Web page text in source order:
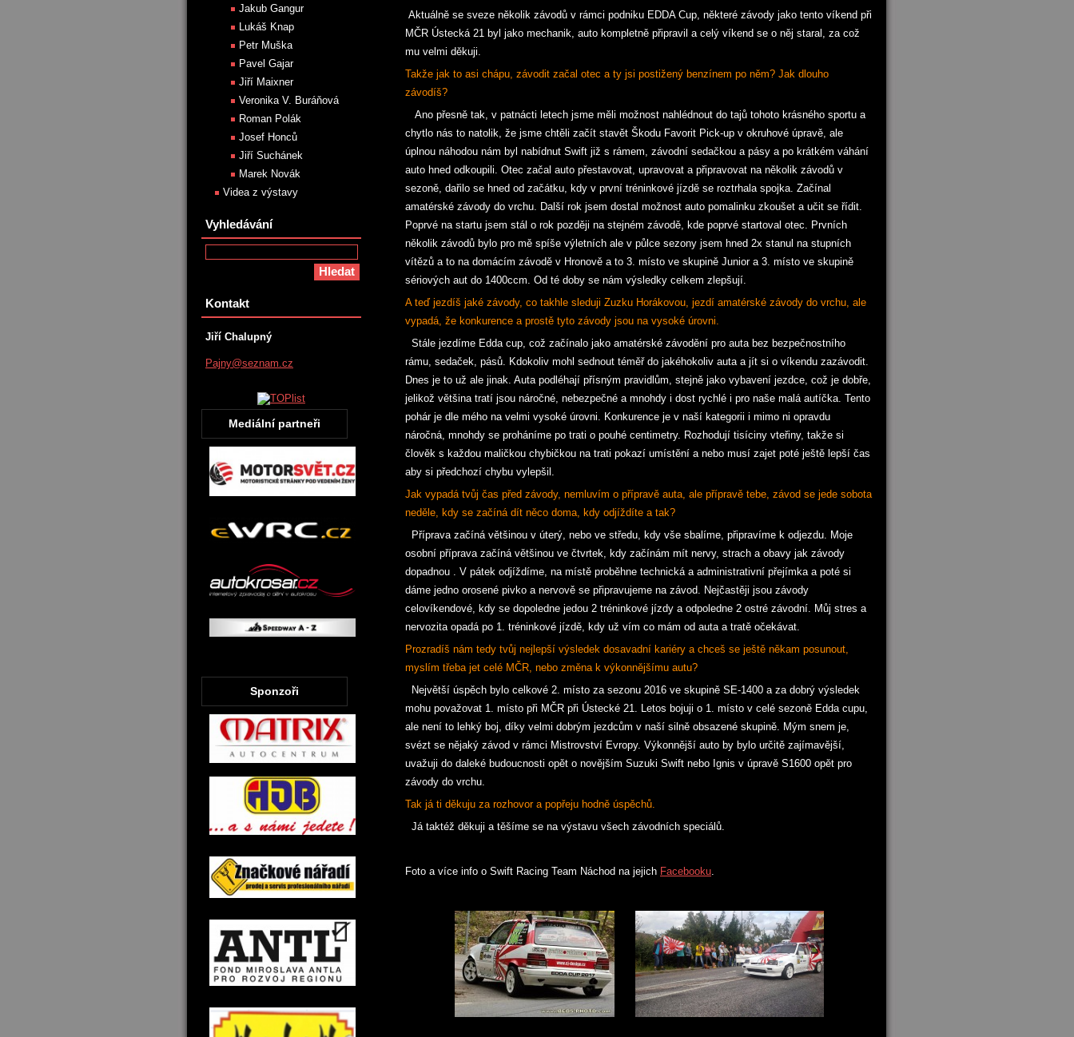
Aktuálně se sveze několik závodů v rámci podniku EDDA Cup, některé závody jako tento víkend při
MČR Ústecká 21 byl jako mechanik, auto kompletně připravil a celý víkend se o něj staral, za což
mu velmi děkuji.
Takže jak to asi chápu, závodit začal otec a ty jsi postižený benzínem po něm? Jak dlouho
závodíš?
Ano přesně tak, v patnácti letech jsme měli možnost nahlédnout do tajů tohoto krásného sportu a
chytlo nás to natolik, že jsme chtěli začít stavět Škodu Favorit Pick-up v okruhové úpravě, ale
úplnou náhodou nám byl nabídnut Swift již s rámem, závodní sedačkou a pásy a po krátkém váhání
auto hned odkoupili. Otec začal auto přestavovat, upravovat a připravovat na několik závodů v
sezoně, dařilo se hned od začátku, kdy v první tréninkové jízdě se roztrhala spojka. Začínal
amatérské závody do vrchu. Další rok jsem dostal možnost auto pomalinku zkoušet a učit se řídit.
Poprvé na startu jsem stál o rok později na stejném závodě, kde poprvé startoval otec. Prvních
několik závodů bylo pro mě spíše výletních ale v půlce sezony jsem hned 2x stanul na stupních
vítězů a to na domácím závodě v Hronově a to 3. místo ve skupině Junior a 3. místo ve skupině
sériových aut do 1400ccm. Od té doby se nám výsledky celkem zlepšují.
A teď jezdíš jaké závody, co takhle sleduji Zuzku Horákovou, jezdí amatérské závody do vrchu, ale
vypadá, že konkurence a prostě tyto závody jsou na vysoké úrovni.
Stále jezdíme Edda cup, což začínalo jako amatérské závodění pro auta bez bezpečnostního
rámu, sedaček, pásů. Kdokoliv mohl sednout téměř do jakéhokoliv auta a jít si o víkendu zazávodit.
Dnes je to už ale jinak. Auta podléhají přísným pravidlům, stejně jako vybavení jezdce, což je dobře,
jelikož většina tratí jsou náročné, nebezpečné a mnohdy i dost rychlé i pro naše malá autíčka. Tento
pohár je dle mého na velmi vysoké úrovni. Konkurence je v naší kategorii i mimo ni opravdu
náročná, mnohdy se proháníme po trati o pouhé centimetry. Rozhodují tisíciny vteřiny, takže si
člověk s každou maličkou chybičkou na trati pokazí umístění a nebo musí zajet poté ještě lepší čas
aby si předchozí chybu vylepšil.
Jak vypadá tvůj čas před závody, nemluvím o přípravě auta, ale přípravě tebe, závod se jede sobota
neděle, kdy se začíná dít něco doma, kdy odjíždíte a tak?
Příprava začíná většinou v úterý, nebo ve středu, kdy vše sbalíme, připravíme k odjezdu. Moje
osobní příprava začíná většinou ve čtvrtek, kdy začínám mít nervy, strach a obavy jak závody
dopadnou . V pátek odjíždíme, na místě proběhne technická a administrativní přejímka a poté si
dáme jedno orosené pivko a nervově se připravujeme na závod. Nejčastěji jsou závody
celovíkendové, kdy se dopoledne jedou 2 tréninkové jízdy a odpoledne 2 ostré závodní. Můj stres a
nervozita opadá po 1. tréninkové jízdě, kdy už vím co mám od auta a tratě očekávat.
Prozradíš nám tedy tvůj nejlepší výsledek dosavadní kariéry a chceš se ještě někam posunout,
myslím třeba jet celé MČR, nebo změna k výkonnějšímu autu?
Největší úspěch bylo celkové 2. místo za sezonu 2016 ve skupině SE-1400 a za dobrý výsledek
mohu považovat 1. místo při MČR při Ústecké 21. Letos bojuji o 1. místo v celé sezoně Edda cupu,
ale není to lehký boj, díky velmi dobrým jezdcům v naší silně obsazené skupině. Mým snem je,
svézt se nějaký závod v rámci Mistrovství Evropy. Výkonnější auto by bylo určitě zajímavější,
uvažuji do daleké budoucnosti opět o novějším Suzuki Swift nebo Ignis v úpravě S1600 opět pro
závody do vrchu.
Tak já ti děkuju za rozhovor a popřeju hodně úspěchů.
Já taktéž děkuji a těšíme se na výstavu všech závodních speciálů.
Foto a více info o Swift Racing Team Náchod na jejich Facebooku.
Jakub Gangur
Lukáš Knap
Petr Muška
Pavel Gajar
Jiří Maixner
Veronika V. Buráňová
Roman Polák
Josef Honců
Jiří Suchánek
Marek Novák
Videa z výstavy
Vyhledávání
Kontakt
Jiří Chalupný
Pajny@seznam.cz
Mediální partneři
Sponzoři